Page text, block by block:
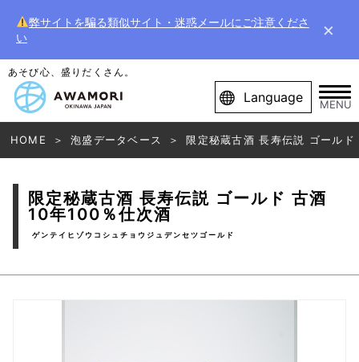
弊サイトを騙る類似サイト・迷惑メールにご注意くださ
い
×
あそび心、盛りだくさん。
Language MENU
HOME 泡盛データベース 限定秘蔵古酒 長寿伝説 ゴール
限定秘蔵古酒 長寿伝説 ゴールド 古酒
10年100％仕次酒
ゲンテイヒゾウコシュチョウジュデンセツゴールド